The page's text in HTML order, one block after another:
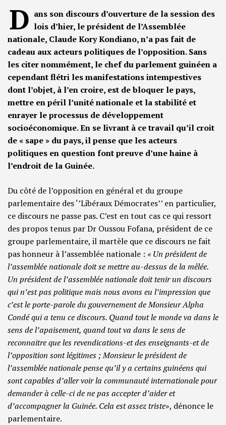
D ans son discours d’ouverture de la session des
lois d’hier, le président de l’Assemblée
nationale, Claude Kory Kondiano, n’a pas fait de
cadeau aux acteurs politiques de l’opposition. Sans
les citer nommément, le chef du parlement guinéen a
cependant flétri les manifestations intempestives
dont l’objet, à l’en croire, est de bloquer le pays,
mettre en péril l’unité nationale et la stabilité et
enrayer le processus de développement
socioéconomique. En se livrant à ce travail qu’il croit
de « sape » du pays, il pense que les acteurs
politiques en question font preuve d’une haine à
l’endroit de la Guinée.
Du côté de l’opposition en général et du groupe
parlementaire des ‘’Libéraux Démocrates’’ en particulier,
ce discours ne passe pas. C’est en tout cas ce qui ressort
des propos tenus par Dr Oussou Fofana, président de ce
groupe parlementaire, il martèle que ce discours ne fait
pas honneur à l’assemblée nationale : « Un président de
l’assemblée nationale doit se mettre au-dessus de la mêlée.
Un président de l’assemblée nationale doit tenir un discours
qui n’est pas politique mais nous avons eu l’impression que
c’est le porte-parole du gouvernement de Monsieur Alpha
Condé qui a tenu ce discours. Quand tout le monde va dans le
sens de l’apaisement, quand tout va dans le sens de
reconnaitre que les revendications-et des enseignants-et de
l’opposition sont légitimes ; Monsieur le président de
l’assemblée nationale pense qu’il y a certains guinéens qui
sont capables d’aller voir la communauté internationale pour
demander à celle-ci de ne pas accepter d’aider et
d’accompagner la Guinée. Cela est assez triste», dénonce le
parlementaire.